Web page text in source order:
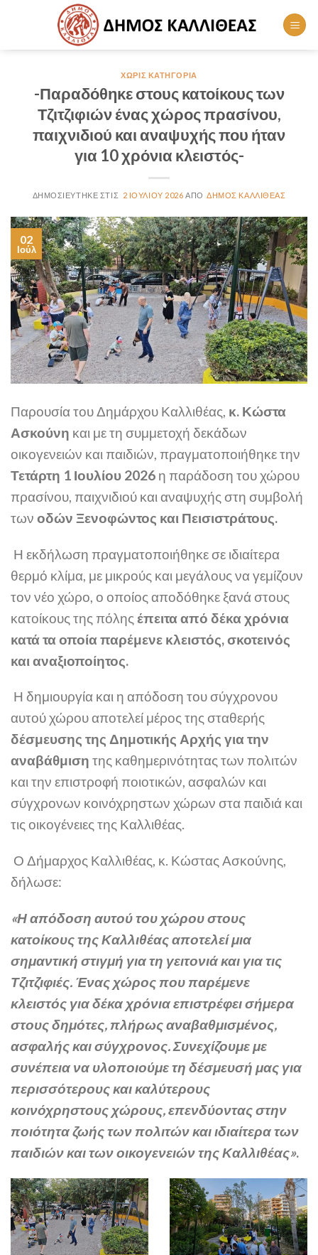
ΧΩΡΊΣ ΚΑΤΗΓΟΡΊΑ
-Παραδόθηκε στους κατοίκους των
Τζιτζιφιών ένας χώρος πρασίνου,
παιχνιδιού και αναψυχής που ήταν
για 10 χρόνια κλειστός-
2 ΙΟΥΛΊΟΥ 2026 ΔΉΜΟΣ ΚΑΛΛΙΘΈΑΣ
02
Ιούλ
Παρουσία του Δημάρχου Καλλιθέας, κ. Κώστα
Ασκούνη και με τη συμμετοχή δεκάδων
οικογενειών και παιδιών, πραγματοποιήθηκε την
Τετάρτη 1 Ιουλίου 2026 η παράδοση του χώρου
πρασίνου, παιχνιδιού και αναψυχής στη συμβολή
των οδών Ξενοφώντος και Πεισιστράτους.
Η εκδήλωση πραγματοποιήθηκε σε ιδιαίτερα
θερμό κλίμα, με μικρούς και μεγάλους να γεμίζουν
τον νέο χώρο, ο οποίος αποδόθηκε ξανά στους
κατοίκους της πόλης έπειτα από δέκα χρόνια
κατά τα οποία παρέμενε κλειστός, σκοτεινός
και αναξιοποίητος.
Η δημιουργία και η απόδοση του σύγχρονου
αυτού χώρου αποτελεί μέρος της σταθερής
δέσμευσης της Δημοτικής Αρχής για την
αναβάθμιση της καθημερινότητας των πολιτών
και την επιστροφή ποιοτικών, ασφαλών και
σύγχρονων κοινόχρηστων χώρων στα παιδιά και
τις οικογένειες της Καλλιθέας.
Ο Δήμαρχος Καλλιθέας, κ. Κώστας Ασκούνης,
δήλωσε:
«Η απόδοση αυτού του χώρου στους
κατοίκους της Καλλιθέας αποτελεί μια
σημαντική στιγμή για τη γειτονιά και για τις
Τζιτζιφιές. Ένας χώρος που παρέμενε
κλειστός για δέκα χρόνια επιστρέφει σήμερα
στους δημότες, πλήρως αναβαθμισμένος,
ασφαλής και σύγχρονος. Συνεχίζουμε με
συνέπεια να υλοποιούμε τη δέσμευσή μας για
περισσότερους και καλύτερους
κοινόχρηστους χώρους, επενδύοντας στην
ποιότητα ζωής των πολιτών και ιδιαίτερα των
παιδιών και των οικογενειών της Καλλιθέας».